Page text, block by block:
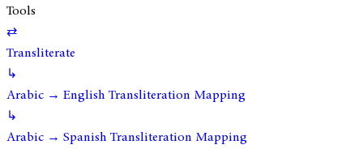
Tools
⇄
Transliterate
↳
Arabic → English Transliteration Mapping
↳
Arabic → Spanish Transliteration Mapping